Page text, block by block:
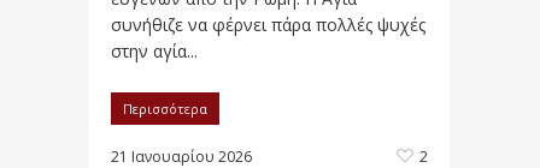
συνήθιζε να φέρνει πάρα πολλές ψυχές
στην αγία...
Περισσότερα
21 Ιανουαρίου 2026 2